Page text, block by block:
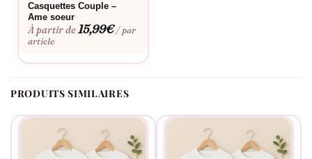
Casquettes Couple –
Ame soeur
À partir de15,99€ / par
article
PRODUITS SIMILAIRES